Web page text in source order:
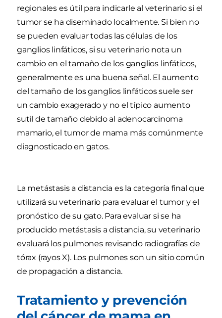
regionales es útil para indicarle al veterinario si el
tumor se ha diseminado localmente. Si bien no
se pueden evaluar todas las células de los
ganglios linfáticos, si su veterinario nota un
cambio en el tamaño de los ganglios linfáticos,
generalmente es una buena señal. El aumento
del tamaño de los ganglios linfáticos suele ser
un cambio exagerado y no el típico aumento
sutil de tamaño debido al adenocarcinoma
mamario, el tumor de mama más comúnmente
diagnosticado en gatos.
La metástasis a distancia es la categoría final que
utilizará su veterinario para evaluar el tumor y el
pronóstico de su gato. Para evaluar si se ha
producido metástasis a distancia, su veterinario
evaluará los pulmones revisando radiografías de
tórax (rayos X). Los pulmones son un sitio común
de propagación a distancia.
Tratamiento y prevención